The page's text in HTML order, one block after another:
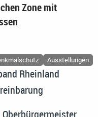
Zone mit
Ausstellungen
Rheinland